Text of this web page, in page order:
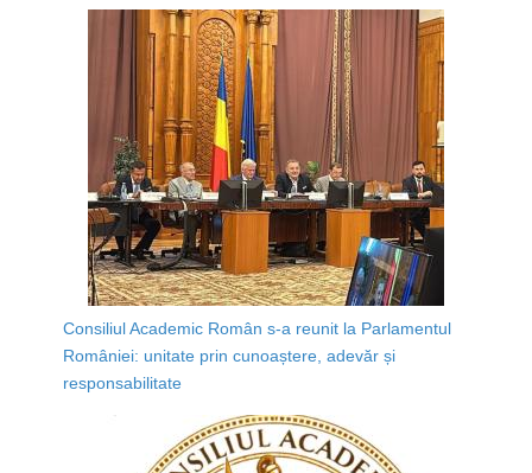
Consiliul Academic Român s-a reunit la Parlamentul
României: unitate prin cunoaștere, adevăr și
responsabilitate